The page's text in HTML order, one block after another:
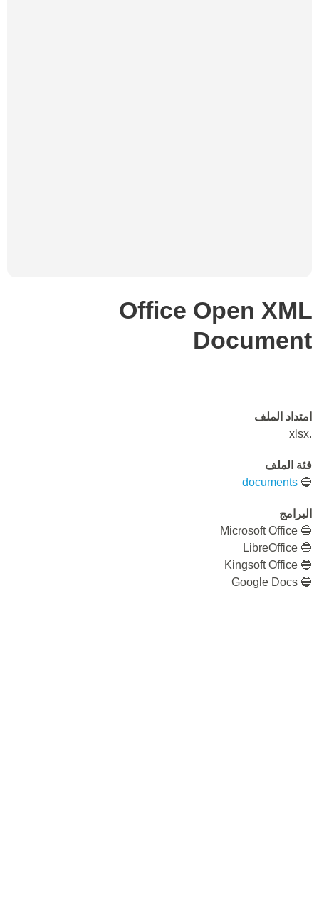
Office Open XML
Document
امتداد الملف
.xlsx
فئة الملف
🔵
documents
البرامج
🔵 Microsoft Office
🔵 LibreOffice
🔵 Kingsoft Office
🔵 Google Docs